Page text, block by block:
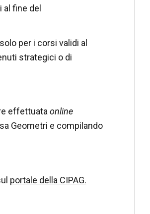
fine del
per i corsi validi al
strategici o di
effettuataonline
Geometri e compilando
portale della CIPAG.